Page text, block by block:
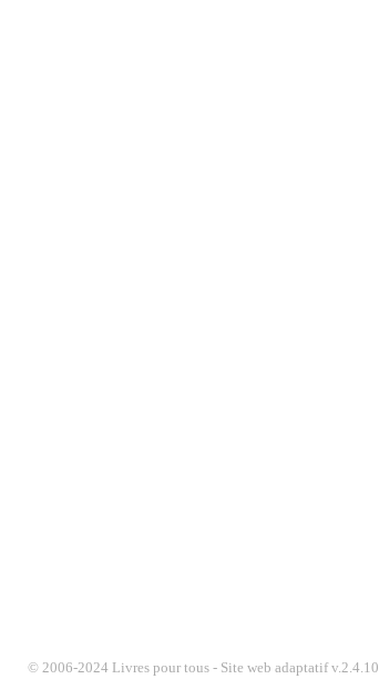
© 2006-2024 Livres pour tous - Site web adaptatif v.2.4.10